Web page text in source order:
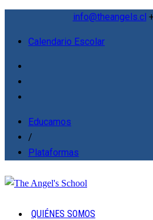
info@theangels.cl
Calendario Escolar
Educamos
/
Plataformas
QUIÉNES SOMOS